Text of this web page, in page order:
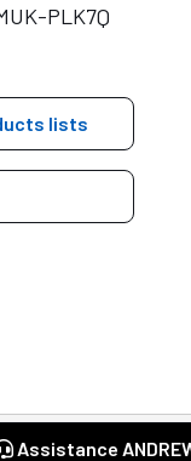
PLK7Q
lists
Assistance